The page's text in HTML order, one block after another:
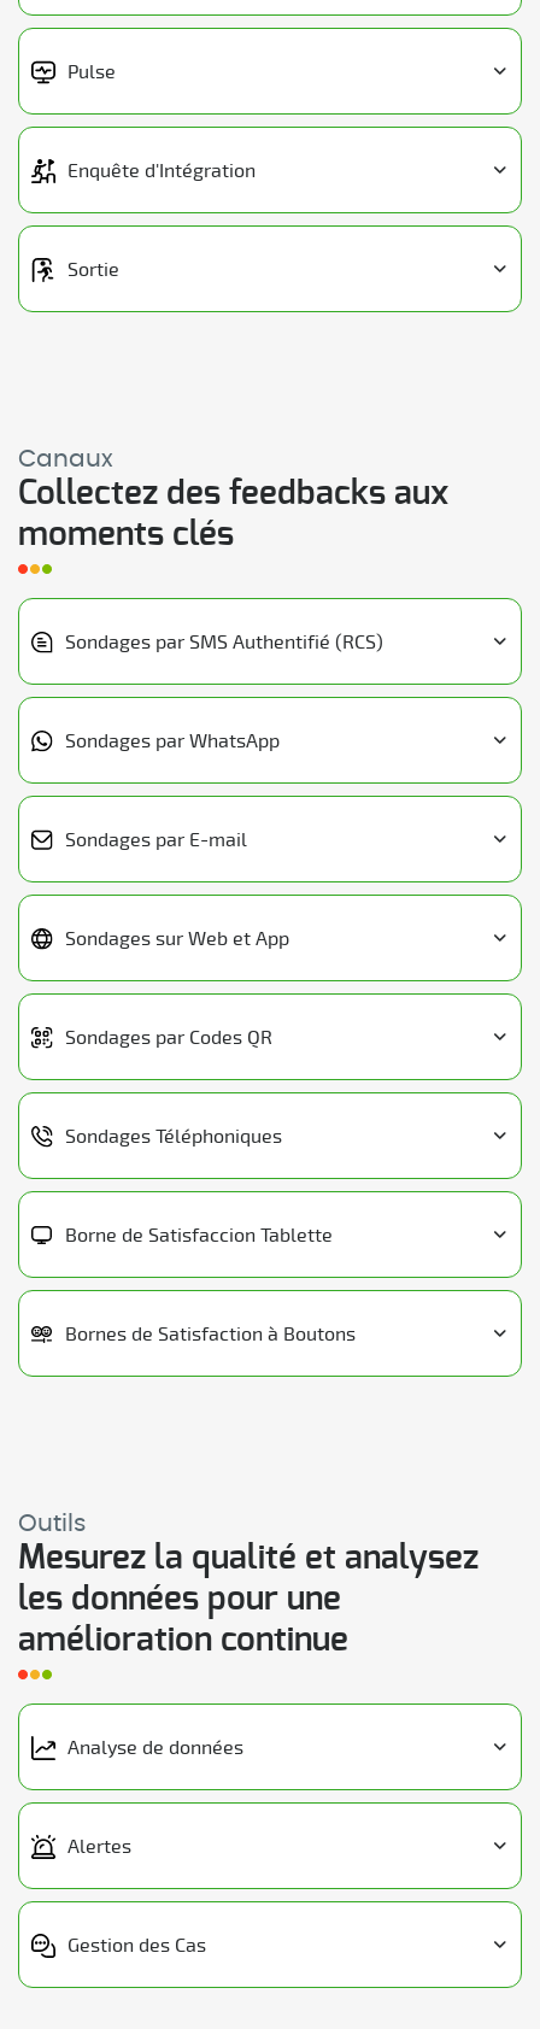
Pulse
Enquête d'Intégration
Sortie
Canaux
Collectez des feedbacks aux
moments clés
Sondages par SMS Authentifié (RCS)
Sondages par WhatsApp
Sondages par E-mail
Sondages sur Web et App
Sondages par Codes QR
Sondages Téléphoniques
Borne de Satisfaccion Tablette
Bornes de Satisfaction à Boutons
Outils
Mesurez la qualité et analysez
les données pour une
amélioration continue
Analyse de données
Alertes
Gestion des Cas